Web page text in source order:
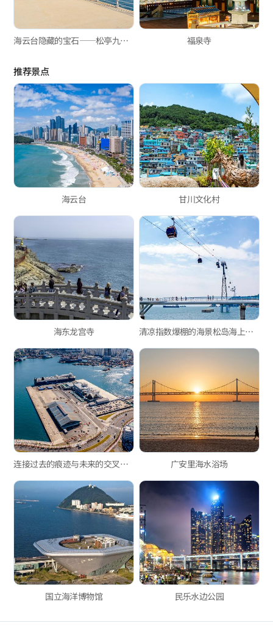
海云台隐藏的宝石——松亭九德浦路 福泉寺
推荐景点
海云台 甘川文化村
海东龙宫寺 清凉指数爆棚的海景松岛海上缆车！
连接过去的痕迹与未来的交叉点——釜山港第一码头 广安里海水浴场
国立海洋博物馆 民乐水边公园